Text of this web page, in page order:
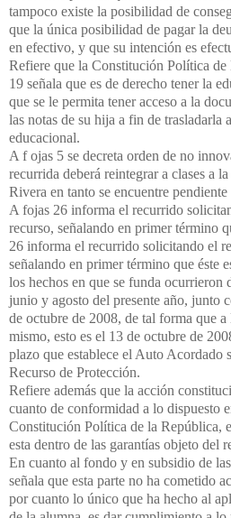
tampoco existe la posibilidad de
que la única posibilidad de pagar la
en efectivo, y que su intención es
Refiere que la Constitución Política
19 señala que es de derecho tener la
que se le permita tener acceso a la
las notas de su hija a fin de trasladarla
educacional.
A f ojas 5 se decreta orden de no
recurrida deberá reintegrar a clases a
Rivera en tanto se encuentre
A fojas 26 informa el recurrido
recurso, señalando en primer término
26 informa el recurrido solicitando el
señalando en primer término que éste
los hechos en que se funda ocurrieron
junio y agosto del presente año, junto
de octubre de 2008, de tal forma que
mismo, esto es el 13 de octubre de
plazo que establece el Auto Acordado
Recurso de Protección.
Refiere además que la acción
cuanto de conformidad a lo dispuesto
Constitución Política de la República,
esta dentro de las garantías objeto del
En cuanto al fondo y en subsidio de
señala que esta parte no ha cometido
por cuanto lo único que ha hecho al